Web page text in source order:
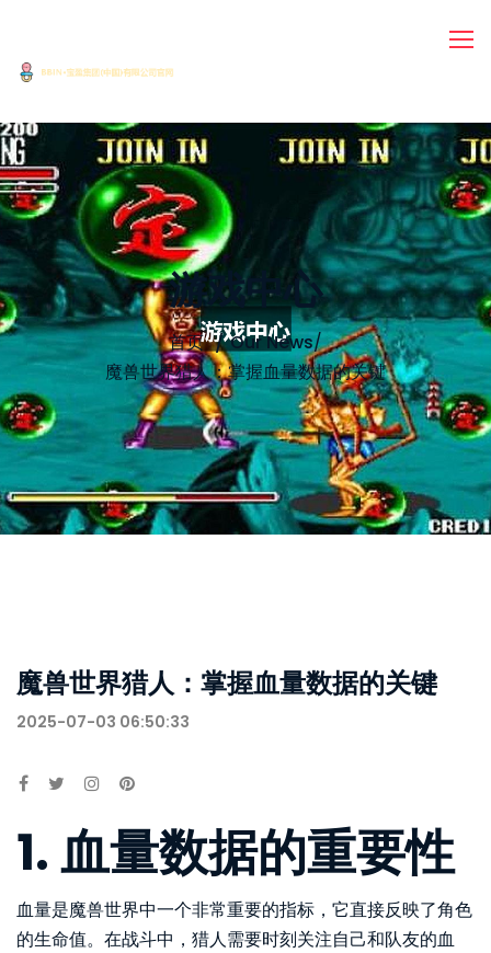
游戏中心
首页 Our News/
魔兽世界猎人：掌握血量数据的关键
魔兽世界猎人：掌握血量数据的关键
2025-07-03 06:50:33
1. 血量数据的重要性
血量是魔兽世界中一个非常重要的指标，它直接反映了角色
的生命值。在战斗中，猎人需要时刻关注自己和队友的血